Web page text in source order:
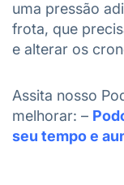
uma pressão
frota, que
e alterar os
Assita nosso
melhorar: –
seu tempo e